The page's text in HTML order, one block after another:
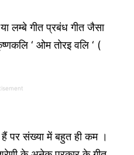
लम्बे गीत प्रबंध गीत जैसा
‘ ओम तोरइ वलि ‘ (
हैं पर संख्या में बहुत ही कम ।